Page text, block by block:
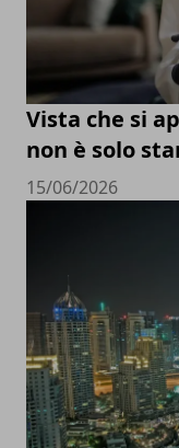
Vista che si
non è solo
15/06/2026